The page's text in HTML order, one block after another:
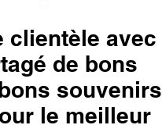
clientèle avec
de bons
souvenirs
le meilleur